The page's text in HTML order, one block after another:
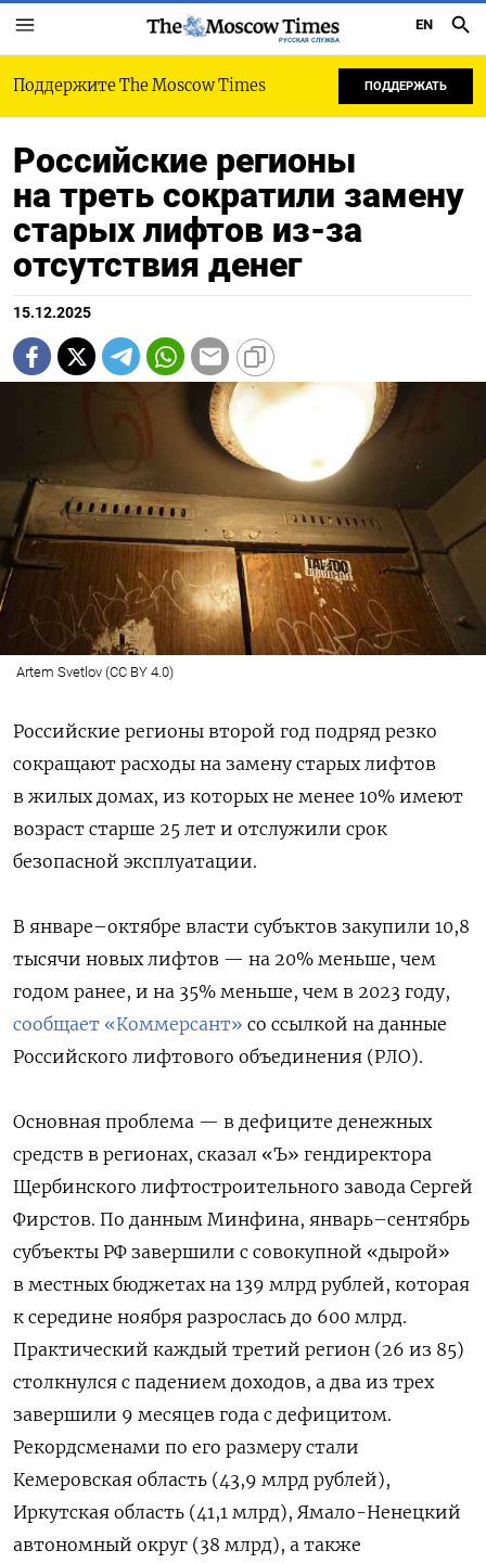
РУССКАЯ СЛУЖБА
EN
Поддержите The Moscow Times ПОДДЕРЖАТЬ
Российские регионы
на треть сократили замену
старых лифтов из-за
отсутствия денег
15.12.2025
Artem Svetlov (CC BY 4.0)
Российские регионы второй год подряд резко
сокращают расходы на замену старых лифтов
в жилых домах, из которых не менее 10% имеют
возраст старше 25 лет и отслужили срок
безопасной эксплуатации.
В январе–октябре власти субъктов закупили 10,8
тысячи новых лифтов — на 20% меньше, чем
годом ранее, и на 35% меньше, чем в 2023 году,
сообщает «Коммерсант» со ссылкой на данные
Российского лифтового объединения (РЛО).
Основная проблема — в дефиците денежных
средств в регионах, сказал «Ъ» гендиректора
Щербинского лифтостроительного завода Сергей
Фирстов. По данным Минфина, январь–сентябрь
субъекты РФ завершили с совокупной «дырой»
в местных бюджетах на 139 млрд рублей, которая
к середине ноября разрослась до 600 млрд.
Практический каждый третий регион (26 из 85)
столкнулся с падением доходов, а два из трех
завершили 9 месяцев года с дефицитом.
Рекордсменами по его размеру стали
Кемеровская область (43,9 млрд рублей),
Иркутская область (41,1 млрд), Ямало-Ненецкий
автономный округ (38 млрд), а также